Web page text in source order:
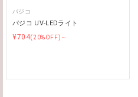
パジコ
パジコ UV-LEDライト
¥704(20%OFF)～